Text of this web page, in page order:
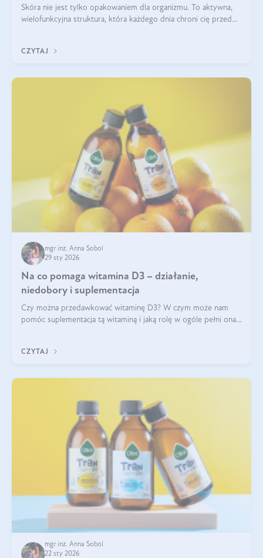
Skóra nie jest tylko opakowaniem dla organizmu. To aktywna,
wielofunkcyjna struktura, która każdego dnia chroni cię przed
bariera hydrolipidowa.
CZYTAJ
mgr inż. Anna Sobol
29 sty 2026
Na co pomaga witamina D3 – działanie,
niedobory i suplementacja
Czy można przedawkować witaminę D3? W czym może nam
pomóc suplementacja tą witaminą i jaką rolę w ogóle pełni ona
robić?
CZYTAJ
mgr inż. Anna Sobol
22 sty 2026